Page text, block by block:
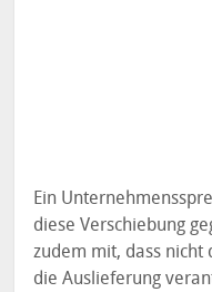
Ein
diese Verschiebung
zudem mit, dass nicht
die Auslieferung